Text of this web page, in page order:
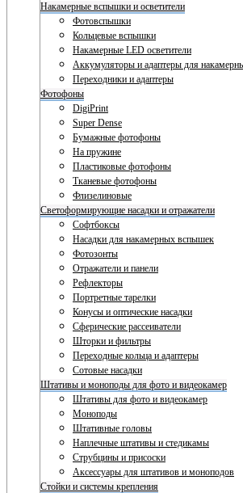
Накамерные вспышки и осветители
Фотовспышки
Кольцевые вспышки
Накамерные LED осветители
Аккумуляторы и адаптеры для
Переходники и адаптеры
Фотофоны
DigiPrint
Super Dense
Бумажные фотофоны
На пружине
Пластиковые фотофоны
Тканевые фотофоны
Флизелиновые
Светоформирующие насадки и отражатели
Софтбоксы
Насадки для накамерных вспышек
Фотозонты
Отражатели и панели
Рефлекторы
Портретные тарелки
Конусы и оптические насадки
Сферические рассеиватели
Шторки и фильтры
Переходные кольца и адаптеры
Сотовые насадки
Штативы и моноподы для фото и видеокамер
Штативы для фото и видеокамер
Моноподы
Штативные головы
Наплечные штативы и стедикамы
Струбцины и присоски
Аксессуары для штативов и моноподов
Стойки и системы крепления